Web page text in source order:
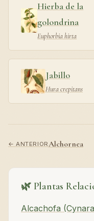
Hierba de la
golondrina
Euphorbia hirta
Jabillo
Hura crepitans
← ANTERIORAlchornea
🌿 Plantas
Alcachofa